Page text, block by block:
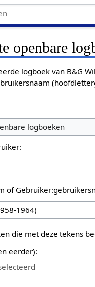
openbare
logboek van B&G
logboeken
of
die met deze tekens
eerder):